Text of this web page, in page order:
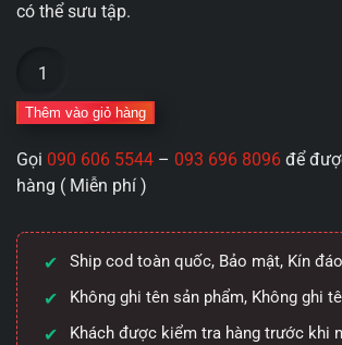
có thể sưu tập.
rung
phát
chuyên
kích
Svakom
Alina
số
lượng
Thêm vào giỏ hàng
Gọi 090 606 5544 – 093 696 8096 để
hàng ( Miễn phí )
Ship cod toàn quốc, Bảo mật, Kín đáo
Không ghi tên sản phẩm, Không ghi
Khách được kiểm tra hàng trước khi